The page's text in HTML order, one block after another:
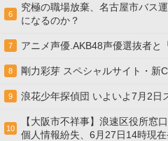
6
究極の職場放棄、名古屋市バス
になるのか？
7 アニメ声優.AKB48声優選抜者と
8 剛力彩芽 スペシャルサイト・新
9 浪花少年探偵団 いよいよ7月2日
10
【大阪市不祥事】浪速区役所窓
個人情報紛失、6月27日14時現